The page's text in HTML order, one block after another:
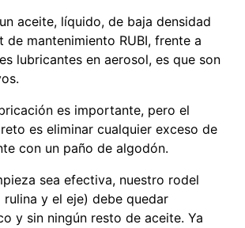
aceite, líquido, de baja densidad
mantenimiento RUBI, frente a
lubricantes en aerosol, es que son
es importante, pero el
es eliminar cualquier exceso de
con un paño de algodón.
sea efectiva, nuestro rodel
rulina y el eje) debe quedar
y sin ningún resto de aceite. Ya